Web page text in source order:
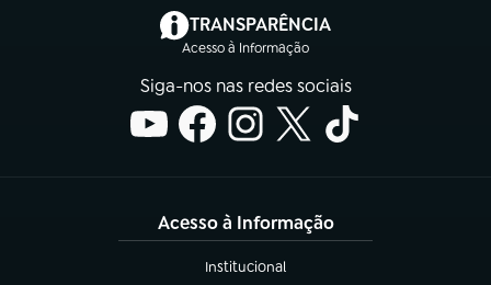
TRANSPARÊNCIA
Acesso à Informação
(abre em nova aba)
Siga-nos nas redes sociais
Acesso à Informação
Institucional
(abre em nova aba)